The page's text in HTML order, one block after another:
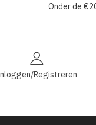
Onder de
Registreren